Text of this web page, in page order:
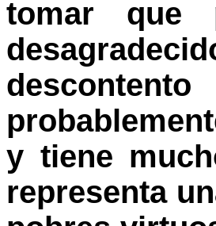
tomar que
y tiene
representa